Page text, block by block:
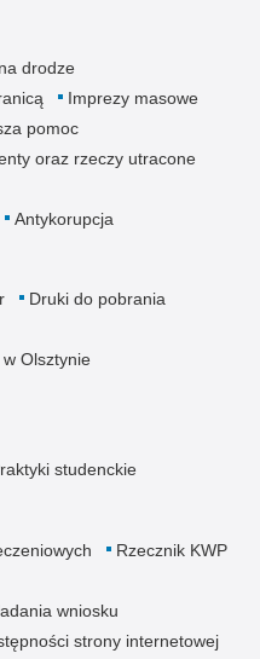
drodze
Imprezy masowe
pomoc
oraz rzeczy utracone
Antykorupcja
Druki do pobrania
Olsztynie
studenckie
Rzecznik KWP
wniosku
strony internetowej